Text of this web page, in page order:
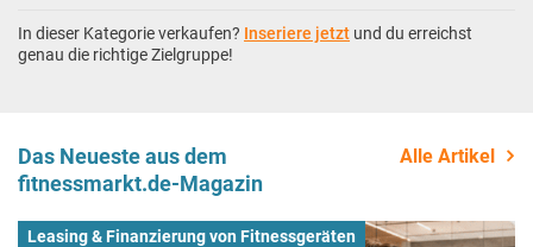
In dieser Kategorie verkaufen? Inseriere jetzt und du erreichst
genau die richtige Zielgruppe!
Das Neueste aus dem
fitnessmarkt.de-Magazin
Alle Artikel
Leasing & Finanzierung von Fitnessgeräten